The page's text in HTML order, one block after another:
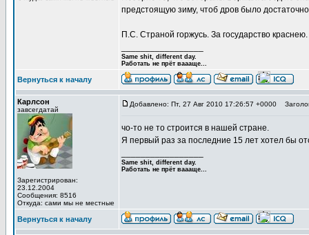
предстоящую зиму, чтоб дров было
П.С. Страной горжусь. За государство краснею.
Same shit, different day.
Работать не прёт ваааще...
Вернуться к началу
Карлсон
завсегдатай
Зарегистрирован:
23.12.2004
Сообщения: 8516
Откуда: сами мы не местные
Добавлено: Пт, 27 Авг 2010 17:26:57 +0000
чо-то не то строится в нашей стране.
Я первый раз за последние 15 лет хотел бы
Same shit, different day.
Работать не прёт ваааще...
Вернуться к началу